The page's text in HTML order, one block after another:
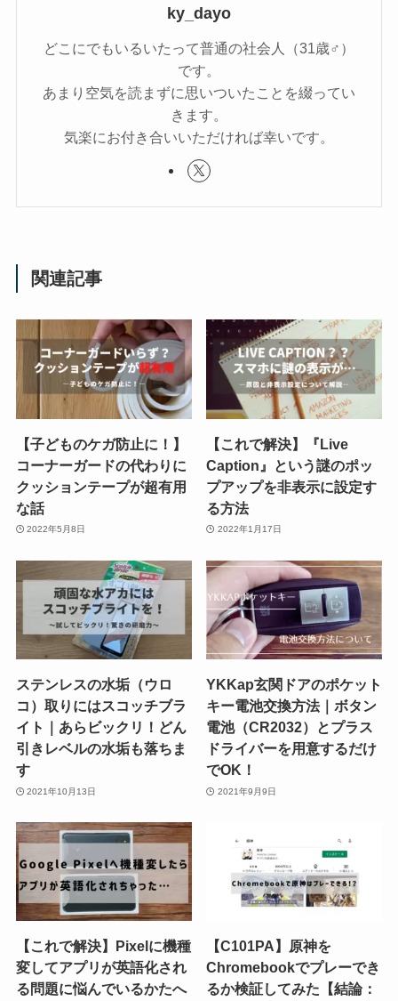
ky_dayo
どこにでもいるいたって普通の社会人（31歳♂）
です。
あまり空気を読まずに思いついたことを綴ってい
きます。
気楽にお付き合いいただければ幸いです。
関連記事
【子どものケガ防止に！】
コーナーガードの代わりに
クッションテープが超有用
な話
2022年5月8日
【これで解決】『Live
Caption』という謎のポッ
プアップを非表示に設定す
る方法
2022年1月17日
ステンレスの水垢（ウロ
コ）取りにはスコッチブラ
イト｜あらビックリ！どん
引きレベルの水垢も落ちま
す
2021年10月13日
YKKap玄関ドアのポケット
キー電池交換方法｜ボタン
電池（CR2032）とプラス
ドライバーを用意するだけ
でOK！
2021年9月9日
【これで解決】Pixelに機種
変してアプリが英語化され
る問題に悩んでいるかたへ
【C101PA】原神を
Chromebookでプレーでき
るか検証してみた【結論：